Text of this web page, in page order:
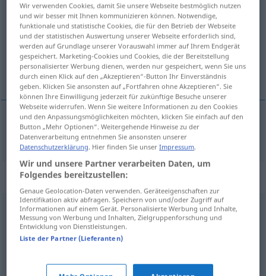
addieren [aˈdiːrən]v/t <ohne ge>
Übersicht aller Übersetzungen
(Für mehr Details die Übersetzung anklicken/antippen)
sumar, adicionar
sumar,adicionar addieren
Synonyme für "addieren"
zusetzen,beimischen,beifügen,dazugeben,hinzufügen
Wir verwenden Cookies, damit Sie unsere Webseite bestmöglich nutzen
und wir besser mit Ihnen kommunizieren können. Notwendige,
funktionale und statistische Cookies, die für den Betrieb der Webseite
und der statistischen Auswertung unserer Webseite erforderlich sind,
werden auf Grundlage unserer Vorauswahl immer auf Ihrem Endgerät
gespeichert. Marketing-Cookies und Cookies, die der Bereitstellung
personalisierter Werbung dienen, werden nur gespeichert, wenn Sie uns
durch einen Klick auf den „Akzeptieren“-Button Ihr Einverständnis
geben. Klicken Sie ansonsten auf „Fortfahren ohne Akzeptieren“. Sie
können Ihre Einwilligung jederzeit für zukünftige Besuche unserer
Webseite widerrufen. Wenn Sie weitere Informationen zu den Cookies
und den Anpassungsmöglichkeiten möchten, klicken Sie einfach auf den
Button „Mehr Optionen“. Weitergehende Hinweise zu der
Datenverarbeitung entnehmen Sie ansonsten unserer
Datenschutzerklärung. Hier finden Sie unserImpressum.
Wir und unsere Partner verarbeiten Daten, um
Folgendes bereitzustellen:
Genaue Geolocation-Daten verwenden. Geräteeigenschaften zur
Identifikation aktiv abfragen. Speichern von und/oder Zugriff auf
Informationen auf einem Gerät. Personalisierte Werbung und Inhalte,
Messung von Werbung und Inhalten, Zielgruppenforschung und
Entwicklung von Dienstleistungen.
Liste der Partner (Lieferanten)